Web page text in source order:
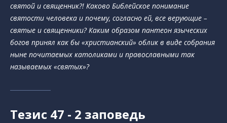
святой и священник?! Каково Библейское понимание
святости человека и почему, согласно ей, все верующие –
святые и священники? Каким образом пантеон языческих
богов принял как бы «христианский» облик в виде собрания
ныне почитаемых католиками и православными так
называемых «святых»?
Тезис 47 - 2 заповедь